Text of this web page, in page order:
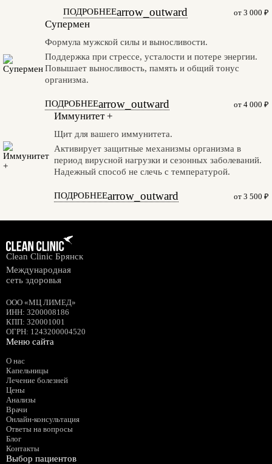
ПОДРОБНЕЕarrow_outward от 3 000 ₽
Супермен
Формула мужской силы и выносливости.
Поддержка при стрессе, усталости и потере энергии.
Повышает выносливость, память и общий тонус
организма.
ПОДРОБНЕЕarrow_outward от 4 000 ₽
Иммунитет +
Щит для вашего иммунитета.
Активирует защитные механизмы организма в
период вирусной нагрузки и сезонных заболеваний.
Надежный способ не слечь с температурой.
ПОДРОБНЕЕarrow_outward от 3 500 ₽
Clean Clinic Брянск
Международная
сеть здоровья
ООО «МЦ ЛИМЕД»
ИНН: 3200008186
КПП: 320001001
ОГРН: 1243200004520
Меню сайта
О нас
Капельницы
Лечение болезней
Цены
Анализы
Врачи
Онлайн-консультация
Ответы на вопросы
Блог
Контакты
Выбор пациентов